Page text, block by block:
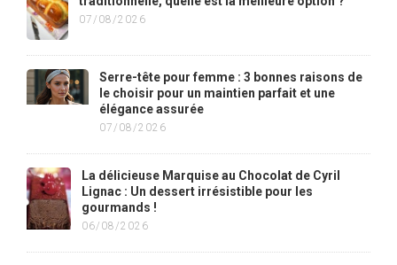
07/08/2026
Serre-tête pour femme : 3 bonnes raisons de
le choisir pour un maintien parfait et une
élégance assurée
07/08/2026
La délicieuse Marquise au Chocolat de Cyril
Lignac : Un dessert irrésistible pour les
gourmands !
06/08/2026